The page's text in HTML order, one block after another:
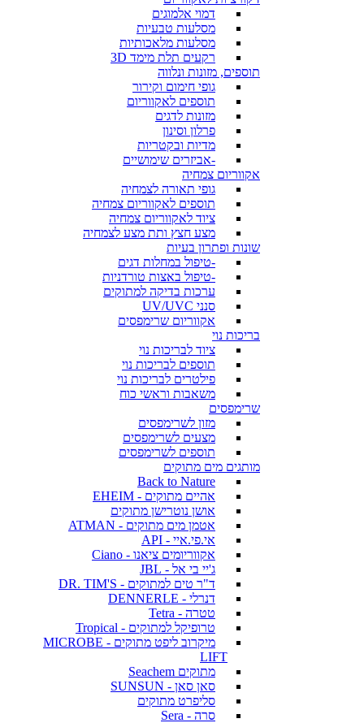
דמוי אלמוגים
מסלעות טבעיות
מסלעות מלאכותיות
רקעים תלת מימד 3D
תוספים, מזונות ונלווה
גופי חימום וקירור
תוספים לאקווריום
מזונות לדגים
פרלון וסינון
מדיות ובקטריות
-אביזרים שימושיים
אקווריום צמחיה
גופי תאורה לצמחיה
תוספים לאקווריום צמחיה
ציוד לאקווריום צמחיה
מצע חצץ ותת מצע לצמחיה
שונות ופתרון בעיות
-טיפול במחלות דגים
-טיפול באצות טורדניות
ערכות בדיקה למתוקים
סנני UV/UVC
אקווריום שרימפסים
בריכות נוי
ציוד לבריכות נוי
תוספים לבריכות נוי
פילטרים לבריכות נוי
משאבות וראשי כוח
שרימפסים
מזון לשרימפסים
מצעים לשרימפסים
תוספים לשרימפסים
מותגים מים מתוקים
Back to Nature
אהיים מתוקים - EHEIM
אושן נוטרישן מתוקים
אטמן מים מתוקים - ATMAN
אי.פי.איי - API
אקווריומים ציאנו - Ciano
ג'יי בי אל - JBL
ד"ר טים למתוקים - DR. TIM'S
דנרלי - DENNERLE
טטרה - Tetra
טרופיקל למתוקים - Tropical
מיקרוב ליפט מתוקים - MICROBE
LIFT
מתוקים Seachem
סאן סאן - SUNSUN
סליפרט מתוקים
סרה - Sera